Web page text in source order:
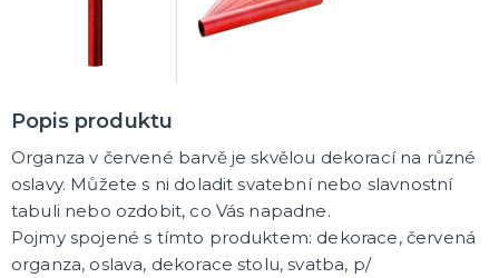
Girlandy na loučení se svobodou
Popis produktu
Organza v červené barvě je skvělou dekorací na různé
oslavy. Můžete s ni doladit svatební nebo slavnostní
tabuli nebo ozdobit, co Vás napadne.
Pojmy spojené s tímto produktem: dekorace, červená
organza, oslava, dekorace stolu, svatba, p/